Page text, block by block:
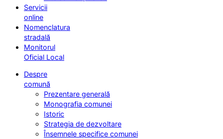
Servicii
online
Nomenclatura
stradală
Monitorul
Oficial Local
Despre
comună
Prezentare generală
Monografia comunei
Istoric
Strategia de dezvoltare
Însemnele specifice comunei